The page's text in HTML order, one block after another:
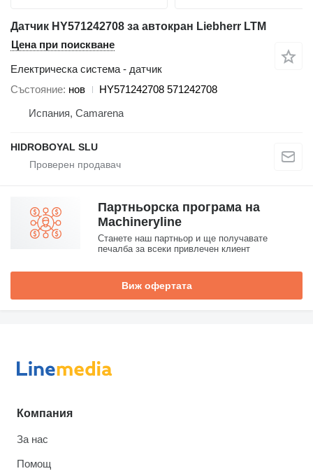
Датчик HY571242708 за автокран Liebherr LTM
Цена при поискване
Електрическа система - датчик
Състояние нов
HY571242708 571242708
Испания, Camarena
HIDROBOYAL SLU
Партньорска програма на
Machineryline
Станете наш партньор и ще получавате
печалба за всеки привлечен клиент
Виж офертата
Компания
За нас
Помощ